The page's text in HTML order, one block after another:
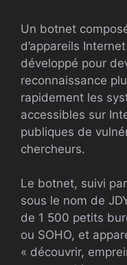
Un botnet
d’appareils
développé pour
reconnaissance
rapidement les
accessibles sur
publiques de
chercheurs.
Le botnet, suivi
sous le nom de
de 1 500 petits
ou SOHO, et
« découvrir,